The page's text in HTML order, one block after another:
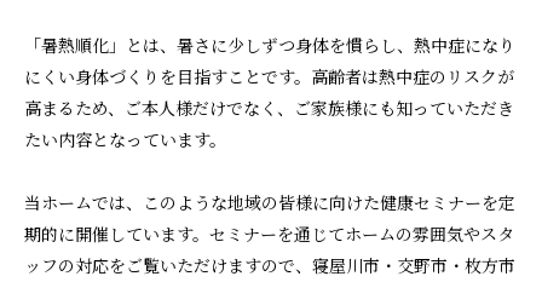
「暑熱順化」とは、暑さに少しずつ身体を慣らし、熱中症になり
にくい身体づくりを目指すことです。高齢者は熱中症のリスクが
高まるため、ご本人様だけでなく、ご家族様にも知っていただき
たい内容となっています。
当ホームでは、このような地域の皆様に向けた健康セミナーを定
期的に開催しています。セミナーを通じてホームの雰囲気やスタ
ッフの対応をご覧いただけますので、寝屋川市・交野市・枚方市